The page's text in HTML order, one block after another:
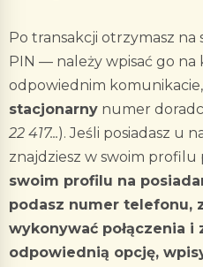
Po transakcji otrzymasz
PIN — należy wpisać go
odpowiednim
stacjonarny numer
22 417...). Jeśli posiadasz u
znajdziesz w swoim profilu
swoim profilu na
podasz numer telefonu,
wykonywać połączenia i
odpowiednią opcję,